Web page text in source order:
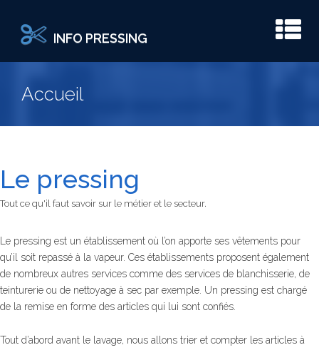
INFO PRESSING
Accueil
Le pressing
Tout ce qu'il faut savoir sur le métier et le secteur.
Le pressing est un établissement où l’on apporte ses vêtements pour
qu’il soit repassé à la vapeur. Ces établissements proposent également
de nombreux autres services comme des services de blanchisserie, de
teinturerie ou de nettoyage à sec par exemple. Un pressing est chargé
de la remise en forme des articles qui lui sont confiés.
Tout d’abord avant le lavage, nous allons trier et compter les articles à